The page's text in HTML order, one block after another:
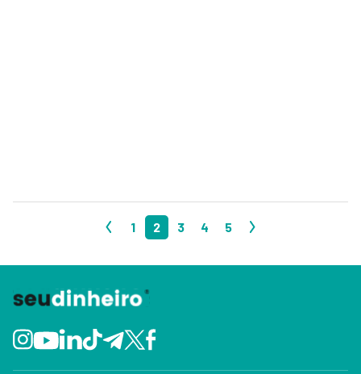
1 2 3 4 5